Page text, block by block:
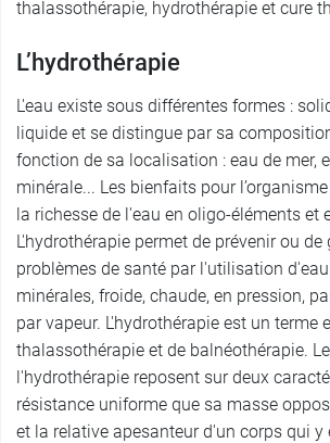
thalassothérapie, hydrothérapie et cure
L’hydrothérapie
L'eau existe sous différentes formes :
liquide et se distingue par sa
fonction de sa localisation : eau de mer,
minérale... Les bienfaits pour
la richesse de l'eau en oligo-éléments et
L'hydrothérapie permet de prévenir ou
problèmes de santé par l'utilisation
minérales, froide, chaude, en pression,
par vapeur. L'hydrothérapie est un terme
thalassothérapie et de balnéothérapie.
l'hydrothérapie reposent sur deux
résistance uniforme que sa masse
et la relative apesanteur d'un corps qui y